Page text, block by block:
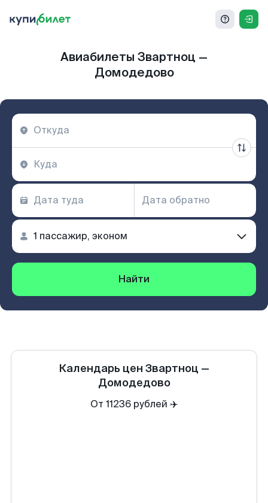
Авиабилеты Звартноц —
Домодедово
Найти
Календарь цен Звартноц —
Домодедово
От 11236 рублей ✈️